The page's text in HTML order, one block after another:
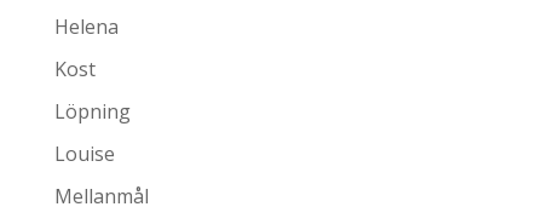
Helena
Kost
Löpning
Louise
Mellanmål